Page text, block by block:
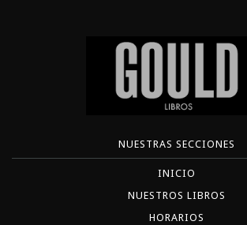
NUESTRAS SECCIONES
INICIO
NUESTROS LIBROS
HORARIOS